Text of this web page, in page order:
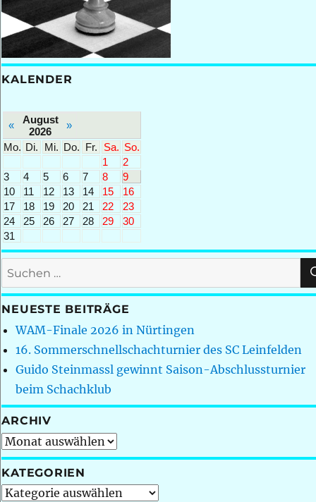
KALENDER
«
August
2026
»
Mo. Di. Mi. Do. Fr. Sa. So.
1
2
3
4 5 6 7 8
9
10
11 12 13 14 15
16
17
18 19 20 21 22
23
24
25 26 27 28 29
30
31
Suchen
nach:
NEUESTE BEITRÄGE
WAM-Finale 2026 in Nürtingen
16. Sommerschnellschachturnier des SC Leinfelden
Guido Steinmassl gewinnt Saison-Abschlussturnier
beim Schachklub
ARCHIV
Archiv
KATEGORIEN
Kategorien